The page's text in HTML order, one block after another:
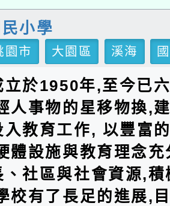
民小學
園市 大園區 溪海
立於1950年,至今已
人事物的星移物換,
入教育工作, 以豐富
體設施與教育理念
、社區與社會資源,
校有了長足的進展,